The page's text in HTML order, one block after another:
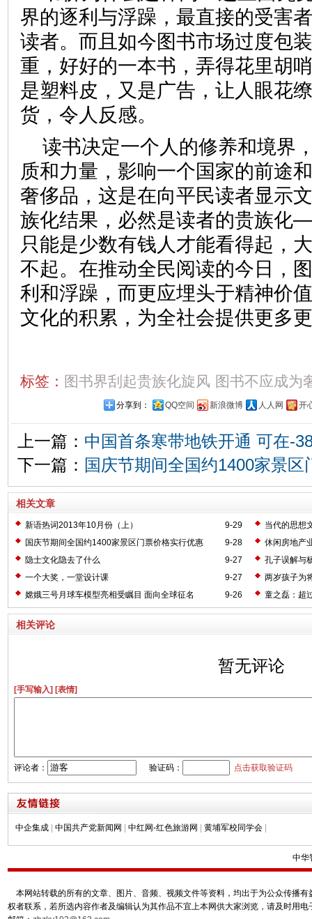
界的逐利与浮躁，最直接的受害
读者。而且如今图书市场过度包
重，好好的一本书，弄得花里胡
是塑料皮，又是广告，让人眼花
货，令人反感。
读书决定一个人的修养和境界
质和力量，影响一个国家的前途
奢侈品，这是在向平民读者显示
族化结果，必然是读者的贵族化
只能是少数有钱人才能看得起，
不起。在推动全民阅读的今日，
利和浮躁，而更应埋头于精神价
文化的积累，为全社会提供更多
标签： 图书界刮起贵族化旋风 图书不应成为
分享到： QQ空间 新浪微博 人人网 开
上一篇： 中国首条寒带地铁开通 可在-
下一篇： 国庆节期间全国约1400家景区
相关文章
9-29
新语热词2013年10月份（上）
当代的思想
9-28
国庆节期间全国约1400家景区门票价格实行优惠
休闲房地产
9-27
隐士文化隐去了什么
孔子误解与
9-27
一个大奖，一堂设计课
两岁孩子为
9-26
嫦娥三号月球车模型亮相受瞩目 面向全球征名 童之磊：超
相关评论
暂无评论
[手写输入] [表情]
评论者： 验证码： 点击获取验证码
中企集成 中国共产党新闻网 中红网-红色旅游网 黄埔军校同学会
中华
本网站转载的所有的文章、图片、音频、视频文件等资料，均出于为公众传播
权者联系，若所选内容作者及编辑认为其作品不宜上本网供大家浏览，请及时用